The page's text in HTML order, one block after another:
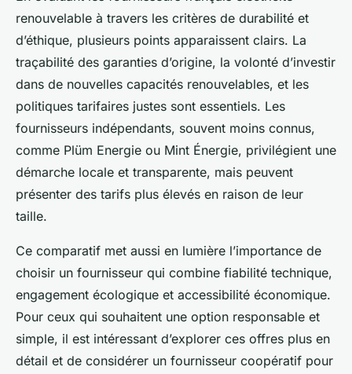
renouvelable à travers les critères de durabilité et
d’éthique, plusieurs points apparaissent clairs. La
traçabilité des garanties d’origine, la volonté d’investir
dans de nouvelles capacités renouvelables, et les
politiques tarifaires justes sont essentiels. Les
fournisseurs indépendants, souvent moins connus,
comme Plüm Energie ou Mint Énergie, privilégient une
démarche locale et transparente, mais peuvent
présenter des tarifs plus élevés en raison de leur
taille.
Ce comparatif met aussi en lumière l’importance de
choisir un fournisseur qui combine fiabilité technique,
engagement écologique et accessibilité économique.
Pour ceux qui souhaitent une option responsable et
simple, il est intéressant d’explorer ces offres plus en
détail et de considérer un fournisseur coopératif pour